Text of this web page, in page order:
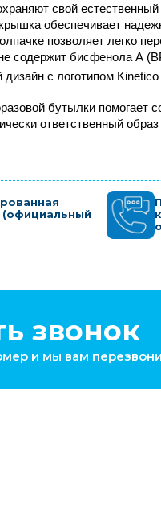
свой
обеспечивает
позволяет легко
содержит бисфенола А
с логотипом
бутылки помогает
ответственный
звонок
и мы вам